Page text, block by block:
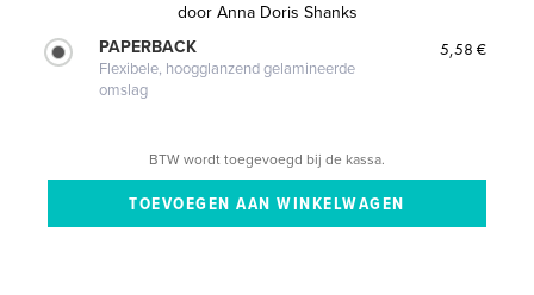
door Anna Doris Shanks
PAPERBACK
Flexibele, hoogglanzend gelamineerde
omslag
5,58 €
BTW wordt toegevoegd bij de kassa.